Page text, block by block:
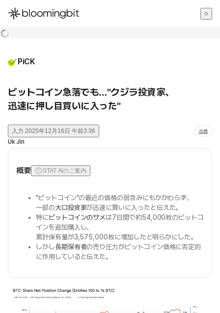
한국어
PiCK
ビットコイン急落でも…"クジラ投資家、
迅速に押し目買いに入った"
入力 2025年12月16日 午前3:36 出典
Uk Jin
概要 STAT AIのご案内
"ビットコイン"の最近の価格の弱含みにもかかわらず、
一部の大口投資家が迅速に買いに入ったと伝えた。
特にビットコインのサメは7日間で約54,000枚のビットコ
インを追加購入し、
累計保有量が3,575,000枚に増加したと明らかにした。
しかし長期保有者の売り圧力がビットコイン価格に否定的
に作用していると伝えた。